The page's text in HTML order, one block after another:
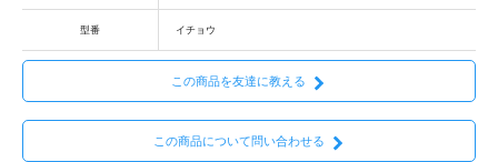
型番 イチョウ
この商品を友達に教える
この商品について問い合わせる